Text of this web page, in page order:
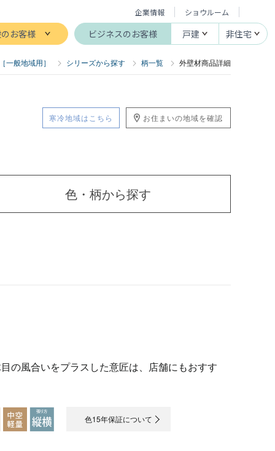
企業情報 ショウルーム
お客様 ビジネスのお客様 戸建 非住宅
一般地域用］ シリーズから探す 柄一覧 外壁材商品詳細
寒冷地域はこちら お住まいの地域を確認
色・柄から探す
の風合いをプラスした意匠は、店舗にもおすす
色15年保証について